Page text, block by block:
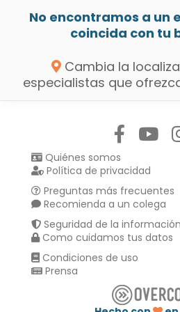
No encontramos a un
coincida con tu
Cambia la
especialistas que
Quiénes somos
Política de privacidad
Preguntas más frecuentes
Recomienda a un colega
Seguridad de la información
Como cuidamos tus datos
Condiciones de uso
Prensa